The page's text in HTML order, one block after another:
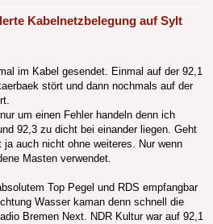
Kabelnetzbelegung auf Sylt
im Kabel gesendet. Einmal auf der 92,1
stört und dann nochmals auf der
um einen Fehler handeln denn ich
92,3 zu dicht bei einander liegen. Geht
auch nicht ohne weiteres. Nur wenn
Masten verwendet.
Top Pegel und RDS empfangbar
Wasser kaman denn schnell die
Bremen Next. NDR Kultur war auf 92,1